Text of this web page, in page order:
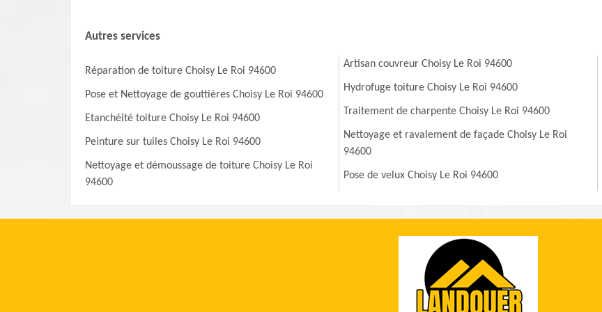
Autres services
Réparation de toiture Choisy Le Roi 94600
Pose et Nettoyage de gouttières Choisy Le Roi 94600
Etanchéité toiture Choisy Le Roi 94600
Peinture sur tuiles Choisy Le Roi 94600
Nettoyage et démoussage de toiture Choisy Le Roi
94600
Artisan couvreur Choisy Le Roi 94600
Hydrofuge toiture Choisy Le Roi 94600
Traitement de charpente Choisy Le Roi 94600
Nettoyage et ravalement de façade Choisy Le Roi
94600
Pose de velux Choisy Le Roi 94600